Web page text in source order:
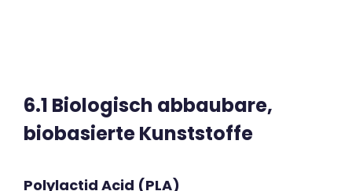
6.1 Biologisch abbaubare,
biobasierte Kunststoffe
Polylactid Acid (PLA)